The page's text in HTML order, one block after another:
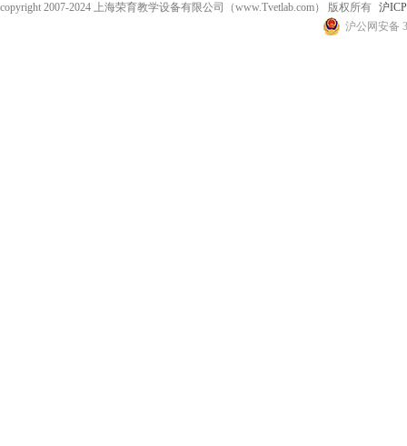
copyright 2007-2024 上海荣育教学设备有限公司（www.Tvetlab.com） 版权所有 沪
沪公网安备